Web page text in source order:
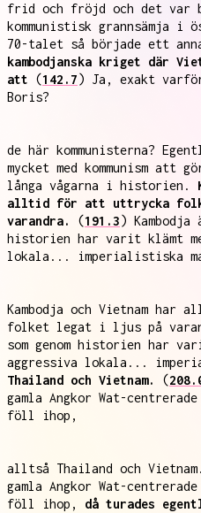
frid och fröjd och det var
kommunistisk grannsämja i
70-talet så började ett
kambodjanska kriget där
att (142.7) Ja, exakt
Boris?
de här kommunisterna?
mycket med kommunism att
långa vågarna i historien.
alltid för att uttrycka
varandra.
(191.3) Kambodja
historien har varit klämt
lokala... imperialistiska
Kambodja och Vietnam
folket legat i ljus på
som genom historien har
aggressiva lokala...
Thailand och Vietnam.
(
gamla Angkor Wat-
föll ihop,
alltså Thailand och
gamla Angkor Wat-
föll ihop, då turades